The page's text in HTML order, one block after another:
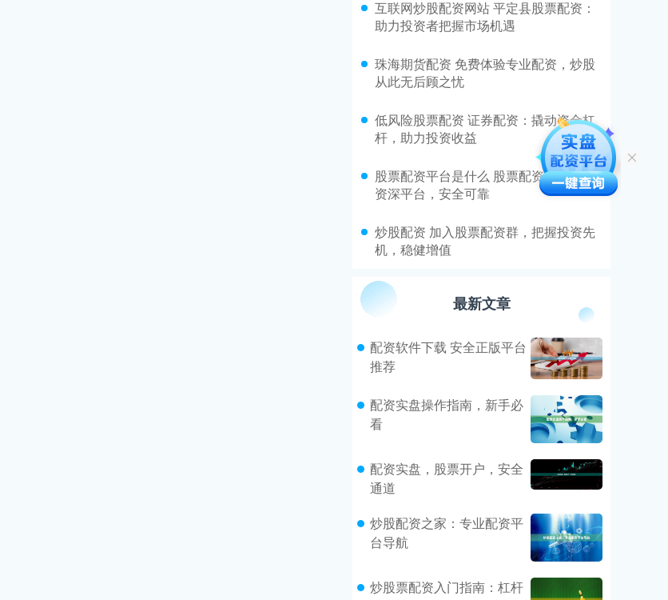
​互联网炒股配资网站 平定县股票配资：
助力投资者把握市场机遇
​珠海期货配资 免费体验专业配资，炒股
从此无后顾之忧
​低风险股票配资 证券配资：撬动资金杠
杆，助力投资收益
​股票配资平台是什么 股票配资哪家强？
资深平台，安全可靠
​炒股配资 加入股票配资群，把握投资先
机，稳健增值
最新文章
配资软件下载 安全正版平台
推荐
配资实盘操作指南，新手必
看
配资实盘，股票开户，安全
通道
炒股配资之家：专业配资平
台导航
炒股票配资入门指南：杠杆